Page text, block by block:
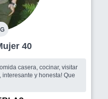
Mujer 40
casera, cocinar, visitar
y honesta! Que